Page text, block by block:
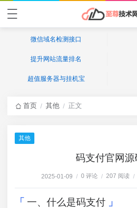
微信域名检测接口
提升网站流量排名
超值服务器与挂机宝
首页 / 其他 / 正文
其他
码支付官网源
2025-01-09 / 0 评论 / 207 阅读 /
一、什么是码支付